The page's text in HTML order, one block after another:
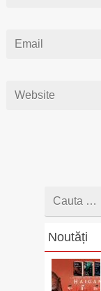
Cauta
Noutăți